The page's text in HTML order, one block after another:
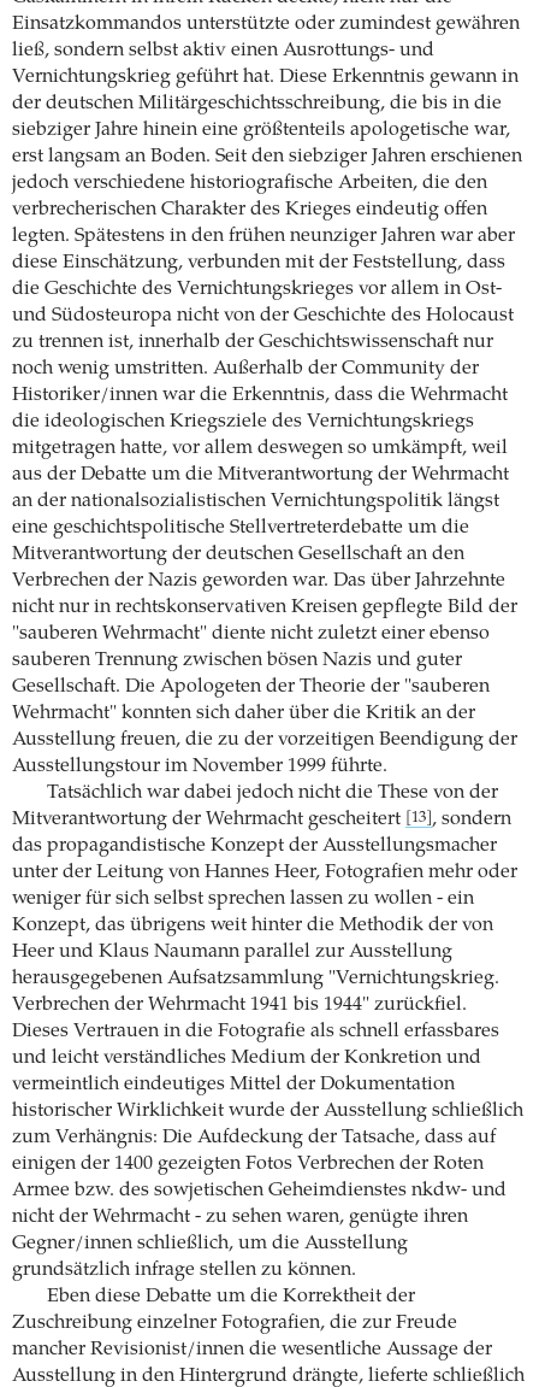
Einsatzkommandos unterstützte oder zumindest gewähren
ließ, sondern selbst aktiv einen Ausrottungs- und
Vernichtungskrieg geführt hat. Diese Erkenntnis gewann in
der deutschen Militärgeschichtsschreibung, die bis in die
siebziger Jahre hinein eine größtenteils apologetische war,
erst langsam an Boden. Seit den siebziger Jahren erschienen
jedoch verschiedene historiografische Arbeiten, die den
verbrecherischen Charakter des Krieges eindeutig offen
legten. Spätestens in den frühen neunziger Jahren war aber
diese Einschätzung, verbunden mit der Feststellung, dass
die Geschichte des Vernichtungskrieges vor allem in Ost-
und Südosteuropa nicht von der Geschichte des Holocaust
zu trennen ist, innerhalb der Geschichtswissenschaft nur
noch wenig umstritten. Außerhalb der Community der
Historiker/innen war die Erkenntnis, dass die Wehrmacht
die ideologischen Kriegsziele des Vernichtungskriegs
mitgetragen hatte, vor allem deswegen so umkämpft, weil
aus der Debatte um die Mitverantwortung der Wehrmacht
an der nationalsozialistischen Vernichtungspolitik längst
eine geschichtspolitische Stellvertreterdebatte um die
Mitverantwortung der deutschen Gesellschaft an den
Verbrechen der Nazis geworden war. Das über Jahrzehnte
nicht nur in rechtskonservativen Kreisen gepflegte Bild der
"sauberen Wehrmacht" diente nicht zuletzt einer ebenso
sauberen Trennung zwischen bösen Nazis und guter
Gesellschaft. Die Apologeten der Theorie der "sauberen
Wehrmacht" konnten sich daher über die Kritik an der
Ausstellung freuen, die zu der vorzeitigen Beendigung der
Ausstellungstour im November 1999 führte.
Tatsächlich war dabei jedoch nicht die These von der
Mitverantwortung der Wehrmacht gescheitert
[13] , sondern
das propagandistische Konzept der Ausstellungsmacher
unter der Leitung von Hannes Heer, Fotografien mehr oder
weniger für sich selbst sprechen lassen zu wollen - ein
Konzept, das übrigens weit hinter die Methodik der von
Heer und Klaus Naumann parallel zur Ausstellung
herausgegebenen Aufsatzsammlung "Vernichtungskrieg.
Verbrechen der Wehrmacht 1941 bis 1944" zurückfiel.
Dieses Vertrauen in die Fotografie als schnell erfassbares
und leicht verständliches Medium der Konkretion und
vermeintlich eindeutiges Mittel der Dokumentation
historischer Wirklichkeit wurde der Ausstellung schließlich
zum Verhängnis: Die Aufdeckung der Tatsache, dass auf
einigen der 1400 gezeigten Fotos Verbrechen der Roten
Armee bzw. des sowjetischen Geheimdienstes nkdw- und
nicht der Wehrmacht - zu sehen waren, genügte ihren
Gegner/innen schließlich, um die Ausstellung
grundsätzlich infrage stellen zu können.
Eben diese Debatte um die Korrektheit der
Zuschreibung einzelner Fotografien, die zur Freude
mancher Revisionist/innen die wesentliche Aussage der
Ausstellung in den Hintergrund drängte, lieferte schließlich